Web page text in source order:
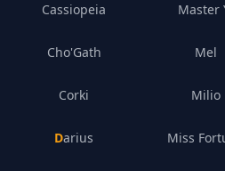
Cassiopeia
Cho'Gath
Corki
Darius
Master
Mel
Milio
Miss